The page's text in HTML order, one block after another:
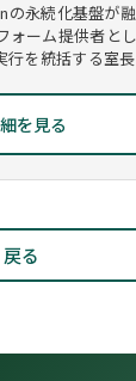
永続化基盤が
ォーム提供者と
を統括する室
を見る
戻る